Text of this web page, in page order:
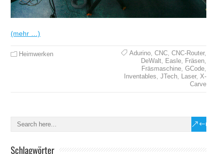
(mehr …)
Heimwerken Adurino, CNC, CNC-Router,
DeWalt, Easle, Fräsen,
Fräsmaschine, GCode,
Inventables JTech, Laser, X-
Carve
Schlagwörter